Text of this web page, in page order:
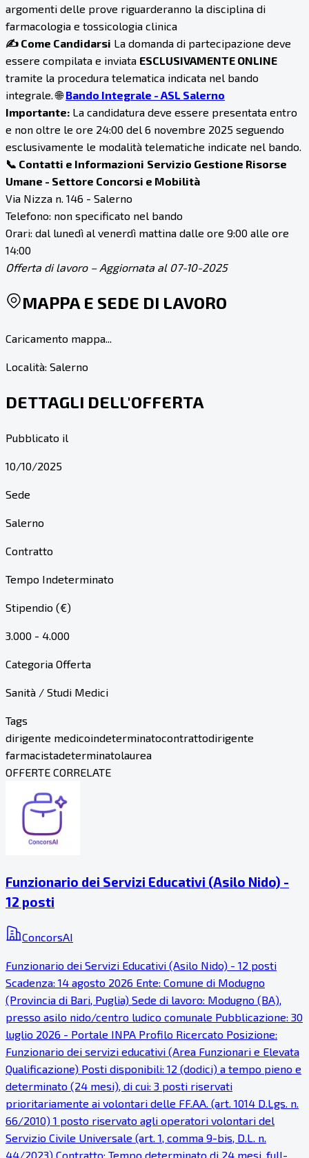
argomenti delle prove riguarderanno la disciplina di
farmacologia e tossicologia clinica
✍️ Come Candidarsi La domanda di partecipazione deve
essere compilata e inviata ESCLUSIVAMENTE ONLINE
tramite la procedura telematica indicata nel bando
integrale. 🌐Bando Integrale - ASL Salerno
Importante: La candidatura deve essere presentata entro
e non oltre le ore 24:00 del 6 novembre 2025 seguendo
esclusivamente le modalità telematiche indicate nel bando.
📞 Contatti e Informazioni Servizio Gestione Risorse
Umane - Settore Concorsi e Mobilità
Via Nizza n. 146 - Salerno
Telefono: non specificato nel bando
Orari: dal lunedì al venerdì mattina dalle ore 9:00 alle ore
14:00
Offerta di lavoro – Aggiornata al 07-10-2025
MAPPA E SEDE DI LAVORO
Caricamento mappa...
Località: Salerno
DETTAGLI DELL'OFFERTA
Pubblicato il
10/10/2025
Sede
Salerno
Contratto
Tempo Indeterminato
Stipendio (€)
3.000 - 4.000
Categoria Offerta
Sanità / Studi Medici
Tags
dirigente medicoindeterminatocontrattodirigente
farmacistadeterminatolaurea
OFFERTE CORRELATE
Funzionario dei Servizi Educativi (Asilo Nido) -
12 posti
ConcorsAI
Funzionario dei Servizi Educativi (Asilo Nido) - 12 posti
Scadenza: 14 agosto 2026 Ente: Comune di Modugno
(Provincia di Bari, Puglia) Sede di lavoro: Modugno (BA),
presso asilo nido/centro ludico comunale Pubblicazione: 30
luglio 2026 - Portale INPA Profilo Ricercato Posizione:
Funzionario dei servizi educativi (Area Funzionari e Elevata
Qualificazione) Posti disponibili: 12 (dodici) a tempo pieno e
determinato (24 mesi), di cui: 3 posti riservati
prioritariamente ai volontari delle FF.AA. (art. 1014 D.Lgs. n.
66/2010) 1 posto riservato agli operatori volontari del
Servizio Civile Universale (art. 1, comma 9-bis, D.L. n.
44/2023) Contratto: Tempo determinato di 24 mesi, full-